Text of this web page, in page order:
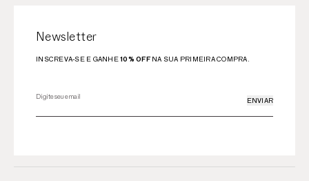
Newsletter
INSCREVA-SE E GANHE10% OFFNA SUA PRIMEIRA COMPRA.
ENVIAR